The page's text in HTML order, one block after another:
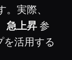
実際、
急上昇 参
活用する